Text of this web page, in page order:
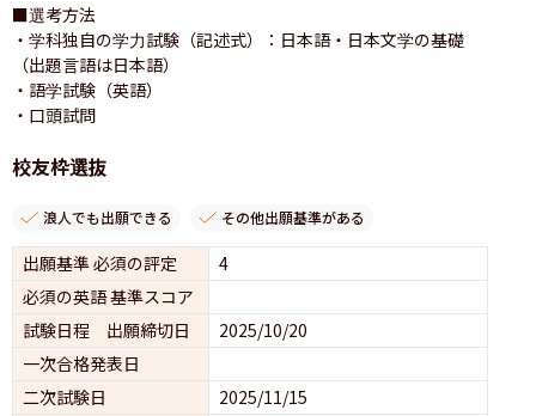
■選考方法
・学科独自の学力試験（記述式）：日本語・日本文学の基礎
（出題言語は日本語）
・語学試験（英語）
・口頭試問
校友枠選抜
浪人でも出願できる その他出願基準がある
出願基準 必須の評定
4
必須の英語 基準スコア
試験日程 出願締切日
2025/10/20
一次合格発表日
二次試験日
2025/11/15